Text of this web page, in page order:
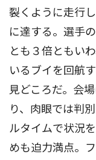
裂くように走行
に達する。選手
とも３倍ともい
いるブイを回航
見どころだ。会
り、肉眼では判
ルタイムで状況
めも迫力満点。